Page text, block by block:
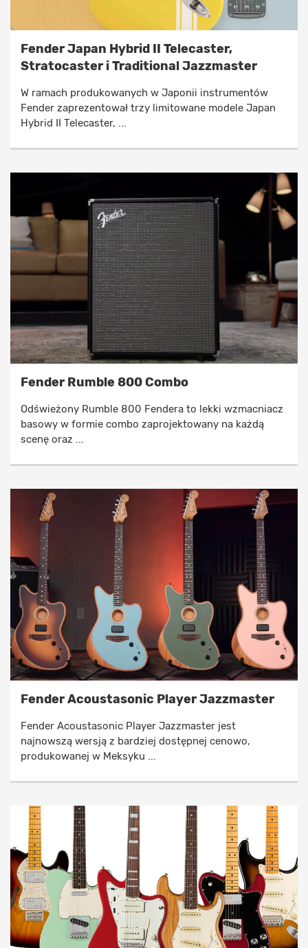
Fender Japan Hybrid II Telecaster,
Stratocaster i Traditional Jazzmaster
W ramach produkowanych w Japonii instrumentów
Fender zaprezentował trzy limitowane modele Japan
Hybrid II Telecaster, ...
Fender Rumble 800 Combo
Odświeżony Rumble 800 Fendera to lekki wzmacniacz
basowy w formie combo zaprojektowany na każdą
scenę oraz ...
Fender Acoustasonic Player Jazzmaster
Fender Acoustasonic Player Jazzmaster jest
najnowszą wersją z bardziej dostępnej cenowo,
produkowanej w Meksyku ...